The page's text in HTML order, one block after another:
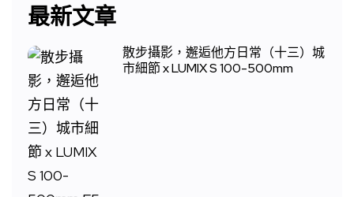
最新文章
散步攝影，邂逅他方日常（十三）城
市細節 x LUMIX S 100-500mm